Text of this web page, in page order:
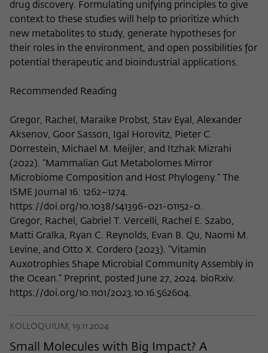
drug discovery. Formulating unifying principles to give
context to these studies will help to prioritize which
new metabolites to study, generate hypotheses for
their roles in the environment, and open possibilities for
potential therapeutic and bioindustrial applications.
Recommended Reading
Gregor, Rachel, Maraike Probst, Stav Eyal, Alexander
Aksenov, Goor Sasson, Igal Horovitz, Pieter C.
Dorrestein, Michael M. Meijler, and Itzhak Mizrahi
(2022). “Mammalian Gut Metabolomes Mirror
Microbiome Composition and Host Phylogeny.” The
ISME Journal 16: 1262–1274.
https://doi.org/10.1038/s41396-021-01152-0.
Gregor, Rachel, Gabriel T. Vercelli, Rachel E. Szabo,
Matti Gralka, Ryan C. Reynolds, Evan B. Qu, Naomi M.
Levine, and Otto X. Cordero (2023). “Vitamin
Auxotrophies Shape Microbial Community Assembly in
the Ocean.” Preprint, posted June 27, 2024. bioRxiv.
https://doi.org/10.1101/2023.10.16.562604.
KOLLOQUIUM, 19.11.2024
Small Molecules with Big Impact? A